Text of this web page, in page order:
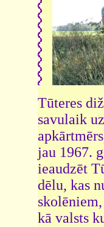
Tūteres
savulaik
jau 1967.
ieaudzēt
dēlu, kas
kā valsts